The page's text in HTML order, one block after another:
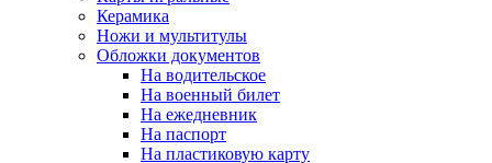
Керамика
Ножи и мультитулы
Обложки документов
На водительское
На военный билет
На ежедневник
На паспорт
На пластиковую карту